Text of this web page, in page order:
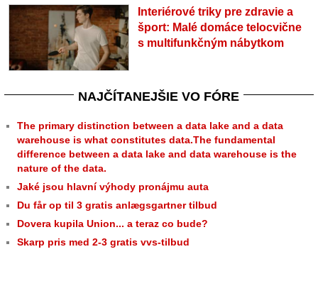
Interiérové triky pre zdravie a
šport: Malé domáce telocvične
s multifunkčným nábytkom
NAJČÍTANEJŠIE VO FÓRE
The primary distinction between a data lake and a data
warehouse is what constitutes data.The fundamental
difference between a data lake and data warehouse is the
nature of the data.
Jaké jsou hlavní výhody pronájmu auta
Du får op til 3 gratis anlægsgartner tilbud
Dovera kupila Union... a teraz co bude?
Skarp pris med 2-3 gratis vvs-tilbud